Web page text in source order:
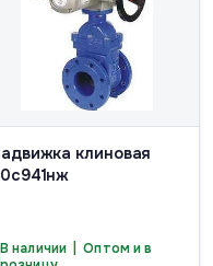
клиновая
В наличии | Оптом и в